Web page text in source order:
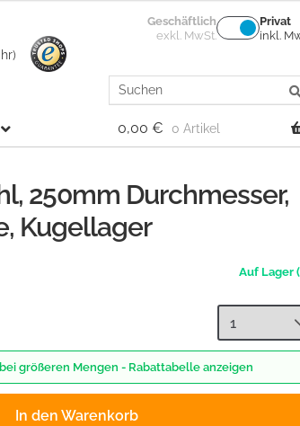
Geschäftlich
exkl. MwSt.
Privat
inkl.
Search
for:
0,00 € 0 Artikel
250mm Durchmesser,
Kugellager
bei größeren Mengen - Rabattabelle anzeigen
In den Warenkorb